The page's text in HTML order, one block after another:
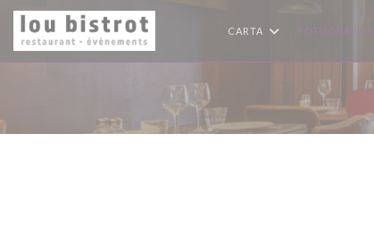
Personalización de sus opciones de cookies
CARTA FOTOGRAFÍAS